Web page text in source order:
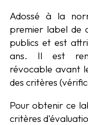
Adossé à la
premier label de
publics et est
ans. Il est
révocable avant
des critères
Pour obtenir ce
critères